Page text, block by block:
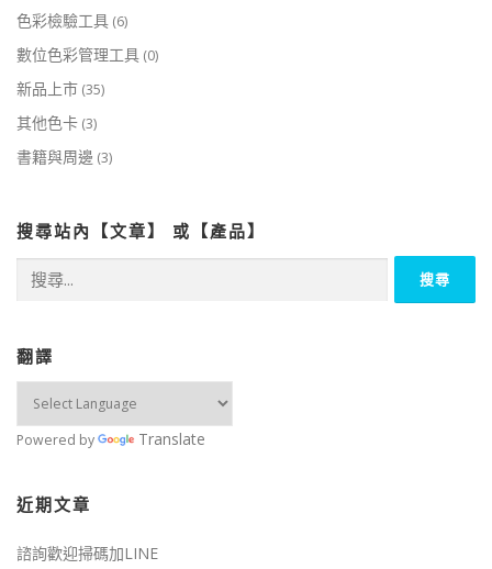
色彩檢驗工具 (6)
數位色彩管理工具 (0)
新品上市 (35)
其他色卡 (3)
書籍與周邊 (3)
搜尋站內【文章】 或【產品】
字:
翻譯
Powered by Translate
近期文章
諮詢歡迎掃碼加LINE